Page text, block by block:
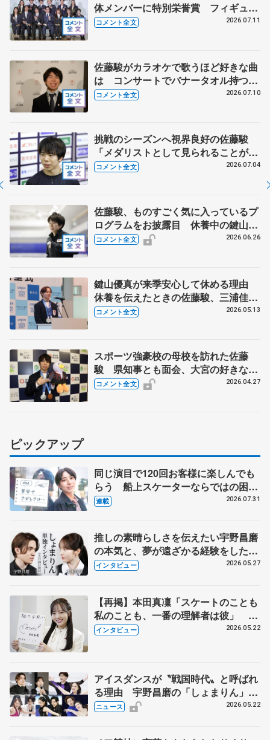
体メンバーに特別栄誉賞 フィギュア
スケートに別のスポーツを組み合わせ
コメント全文 2026.07.11
佐藤駿がカラオケで歌うほど好きな曲
は コンサートでバナータオル持つ観
客に感謝 【オリンピックコンサー
コメント全文 2026.07.10
挑戦のシーズンへ視界良好の佐藤駿
「メダリストとして見られることが自
信につながる」【全日本シニア強化合
コメント全文 2026.07.04
佐藤駿、ものすごく気に入っているプ
ログラムをお披露目 休養中の鍵山優
真と話していることは 【ドリーム・
コメント全文 2026.06.26
鍵山優真が来季安心して休める理由
休養を伝えたときの佐藤駿、三浦佳生
の反応は 【横浜市スポーツ栄誉賞・
コメント全文 2026.05.13
スポーツ強豪校の母校を訪れた佐藤
駿 県知事とも面会、大宮の好きな場
所は？ 【埼玉栄高と県庁を訪問】
コメント全文 2026.04.27
ピックアップ
同じ演目で120回お客様に楽しんでも
らう 船上スケーターならではの困難
とは 影響あったPIW前キャプテン松
連載 2026.07.31
推しの素晴らしさを伝えたい宇野昌磨
の本気と、夢が遠ざかる経験をした本
田真凜の覚悟
インタビュー 2026.05.27
【再掲】本田真凜「スケートのことも
私のことも、一番の理解者は彼」 引
退時の単独インタビューで語った競技
インタビュー 2026.05.22
アイスダンスが〝戦国時代〟と呼ばれ
る理由 宇野昌磨の「しょまりん」ら
実力者が相次いで参戦 国内の競争激
ニュース 2026.05.22